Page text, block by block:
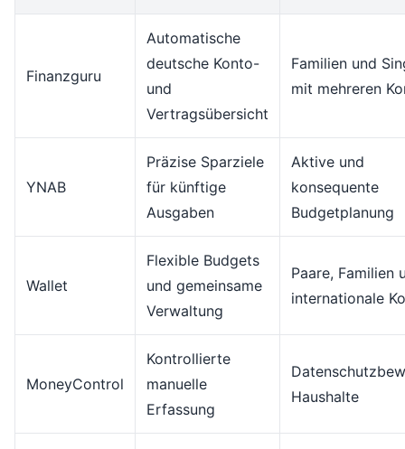
Finanzguru
Automatische
deutsche Konto-
und
Vertragsübersicht
Familien und
mit mehreren
YNAB
Präzise Sparziele
für künftige
Ausgaben
Aktive und
konsequente
Budgetplanung
Wallet
Flexible Budgets
und gemeinsame
Verwaltung
Paare, Familien
internationale
MoneyControl
Kontrollierte
manuelle
Erfassung
Haushalte